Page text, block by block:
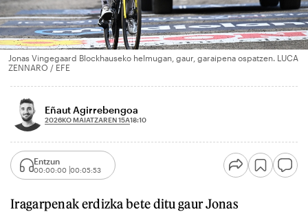
Jonas Vingegaard Blockhauseko helmugan, gaur, garaipena ospatzen. LUCA
ZENNARO / EFE
Eñaut Agirrebengoa
2026KO MAIATZAREN 15A18:10
Entzun
00:00:00 00:05:53
Iragarpenak erdizka bete ditu gaur Jonas